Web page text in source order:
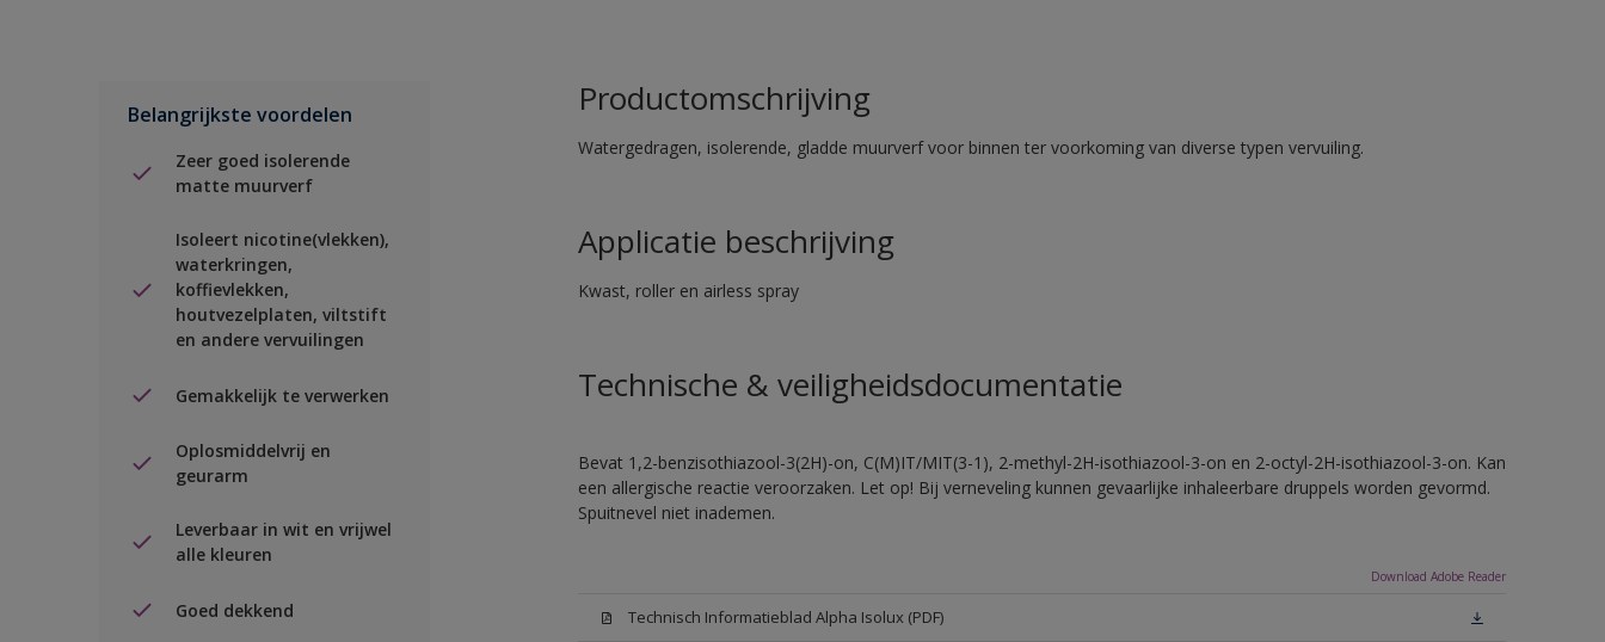
Belangrijkste voordelen
Zeer goed isolerende
matte muurverf
Isoleert nicotine(vlekken),
waterkringen,
koffievlekken,
houtvezelplaten, viltstift
en andere vervuilingen
Gemakkelijk te verwerken
Oplosmiddelvrij en
geurarm
Leverbaar in wit en vrijwel
alle kleuren
Goed dekkend
Productomschrijving
Watergedragen, isolerende, gladde muurverf voor binnen ter voorkoming van diverse typen vervuiling.
Applicatie beschrijving
Kwast, roller en airless spray
Technische & veiligheidsdocumentatie
Bevat 1,2-benzisothiazool-3(2H)-on, C(M)IT/MIT(3-1), 2-methyl-2H-isothiazool-3-on en 2-octyl-2H-isothiazool-3-on. Kan
een allergische reactie veroorzaken. Let op! Bij verneveling kunnen gevaarlijke inhaleerbare druppels worden gevormd.
Spuitnevel niet inademen.
Download Adobe Reader
Technisch Informatieblad Alpha Isolux (PDF)